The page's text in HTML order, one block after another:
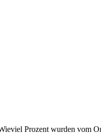
Prozent wurden vom